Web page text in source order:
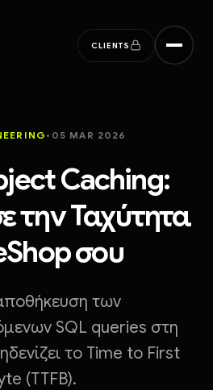
CLIENTS
• 05 MAR 2026
Caching:
την Ταχύτητα
σου
των
SQL queries στη
το Time to First
(TTFB).